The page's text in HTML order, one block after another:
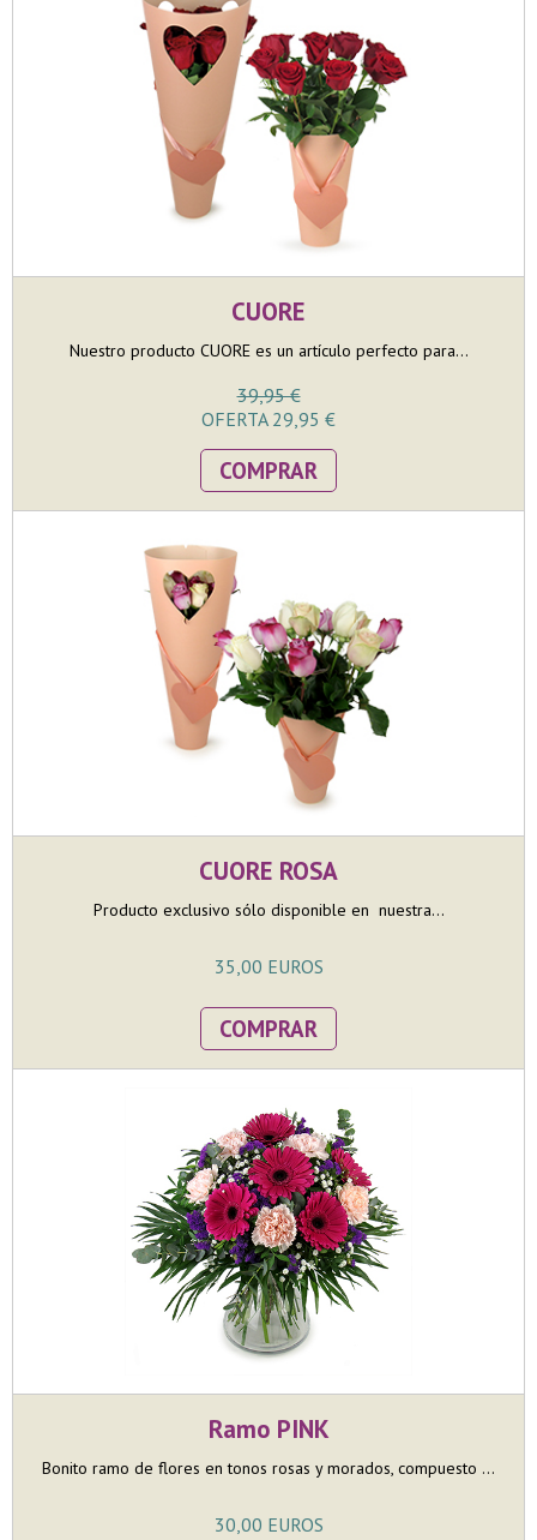
CUORE
Nuestro producto CUORE es un artículo perfecto para...
39,95 €
OFERTA 29,95 €
COMPRAR
CUORE ROSA
Producto exclusivo sólo disponible en nuestra...
35,00 EUROS
COMPRAR
Ramo PINK
Bonito ramo de flores en tonos rosas y morados, compuesto ...
30,00 EUROS